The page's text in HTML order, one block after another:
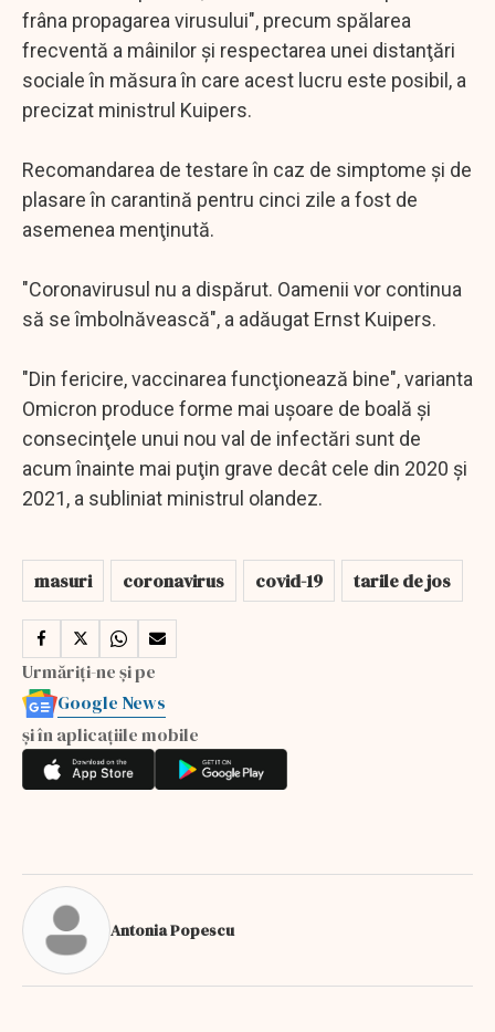
frâna propagarea virusului", precum spălarea
frecventă a mâinilor şi respectarea unei distanţări
sociale în măsura în care acest lucru este posibil, a
precizat ministrul Kuipers.
Recomandarea de testare în caz de simptome şi de
plasare în carantină pentru cinci zile a fost de
asemenea menţinută.
"Coronavirusul nu a dispărut. Oamenii vor continua
să se îmbolnăvească", a adăugat Ernst Kuipers.
"Din fericire, vaccinarea funcţionează bine", varianta
Omicron produce forme mai uşoare de boală şi
consecinţele unui nou val de infectări sunt de
acum înainte mai puţin grave decât cele din 2020 şi
2021, a subliniat ministrul olandez.
masuri coronavirus covid-19 tarile de jos
Urmăriți-ne și pe
Google News
și în aplicațiile mobile
Antonia Popescu